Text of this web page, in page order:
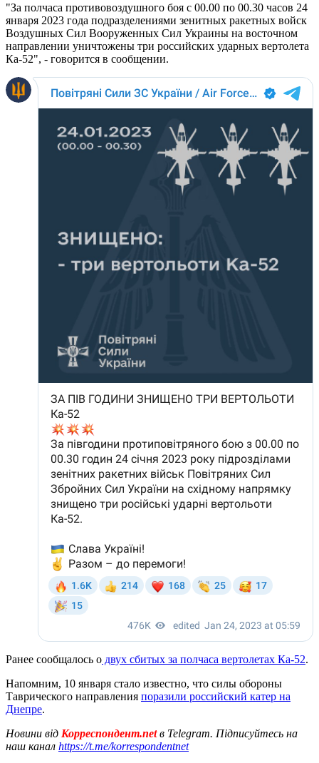
"За полчаса противовоздушного боя с 00.00 по 00.30 часов 24
января 2023 года подразделениями зенитных ракетных войск
Воздушных Сил Вооруженных Сил Украины на восточном
направлении уничтожены три российских ударных вертолета
Ка-52", - говорится в сообщении.
Ранее сообщалось о двух сбитых за полчаса вертолетах Ка-52.
Напомним, 10 января стало известно, что силы обороны
Таврического направления поразили российский катер на
Днепре.
Новини від Корреспондент.netв Telegram. Підписуйтесь на
наш канал https://t.me/korrespondentnet